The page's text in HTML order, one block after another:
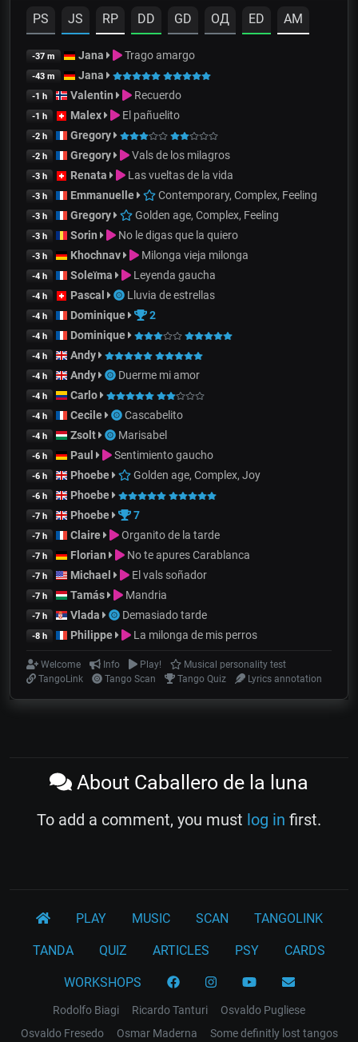
PS JS RP DD GD OД ED AM
-37 m Jana Trago amargo
-43 m Jana
-1 h Valentin Recuerdo
-1 h Malex El pañuelito
-2 h Gregory
-2 h Gregory Vals de los milagros
-3 h Renata Las vueltas de la vida
-3 h Emmanuelle Contemporary, Complex, Feeling
-3 h Gregory Golden age, Complex, Feeling
-3 h Sorin No le digas que la quiero
-3 h Khochnav Milonga vieja milonga
-4 h Soleïma Leyenda gaucha
-4 h Pascal Lluvia de estrellas
-4 h Dominique 2
-4 h Dominique
-4 h Andy
-4 h Andy Duerme mi amor
-4 h Carlo
-4 h Cecile Cascabelito
-4 h Zsolt Marisabel
-6 h Paul Sentimiento gaucho
-6 h Phoebe Golden age, Complex, Joy
-6 h Phoebe
-7 h Phoebe 7
-7 h Claire Organito de la tarde
-7 h Florian No te apures Carablanca
-7 h Michael El vals soñador
-7 h Tamás Mandria
-7 h Vlada Demasiado tarde
-8 h Philippe La milonga de mis perros
Welcome Info Play!
Musical personality test
TangoLink
Tango Scan Tango Quiz Lyrics annotation
About Caballero de la luna
To add a comment, you must log in first.
PLAY MUSIC SCAN TANGOLINK
TANDA QUIZ ARTICLES PSY CARDS
WORKSHOPS
Rodolfo Biagi Ricardo Tanturi
Osvaldo Pugliese
Osvaldo Fresedo
Osmar Maderna Some definitly lost tangos